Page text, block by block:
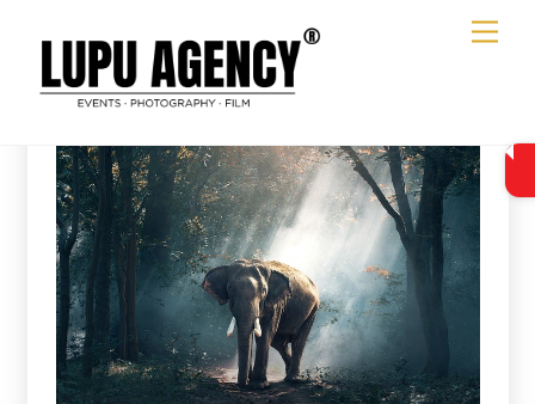
contenido